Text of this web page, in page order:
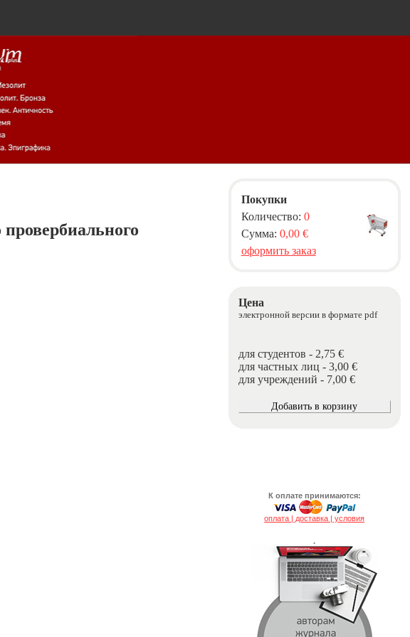
Покупки
Количество: 0
Сумма: 0,00 €
оформить заказ
Цена
электронной версии в формате pdf
для студентов - 2,75 €
для частных лиц - 3,00 €
для учреждений - 7,00 €
К оплате принимаются:
оплата | доставка | условия
.